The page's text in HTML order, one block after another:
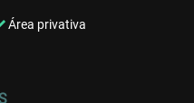
Área privativa